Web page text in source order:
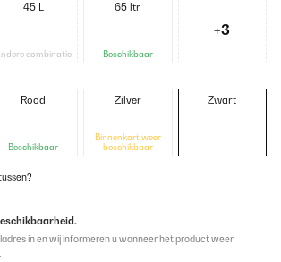
45 L
combinatie
65 ltr
Beschikbaar
+3
Rood
Beschikbaar
Zilver
Binnenkort weer
beschikbaar
Zwart
in en wij informeren u wanneer het product weer